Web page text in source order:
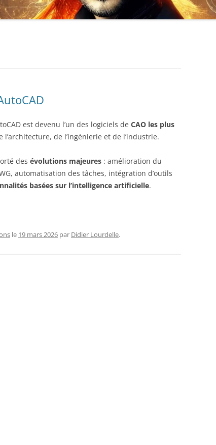
est devenu l’un des logiciels de CAO les plus
l’architecture, de l’ingénierie et de l’industrie.
des évolutions majeures : amélioration du
automatisation des tâches, intégration d’outils
basées sur l’intelligence artificielle.
le 19 mars 2026 par Didier Lourdelle.